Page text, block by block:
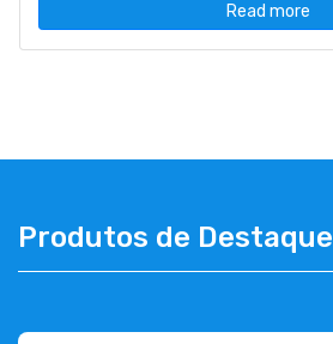
Read more
Produtos de Destaque